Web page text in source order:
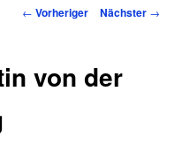
Beitragsnavigation
← Vorheriger Nächster →
von der